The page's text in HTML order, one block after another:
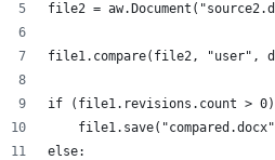
file2 =
file1.compare(file2, "user",
if (file1.revisions.count >
else: